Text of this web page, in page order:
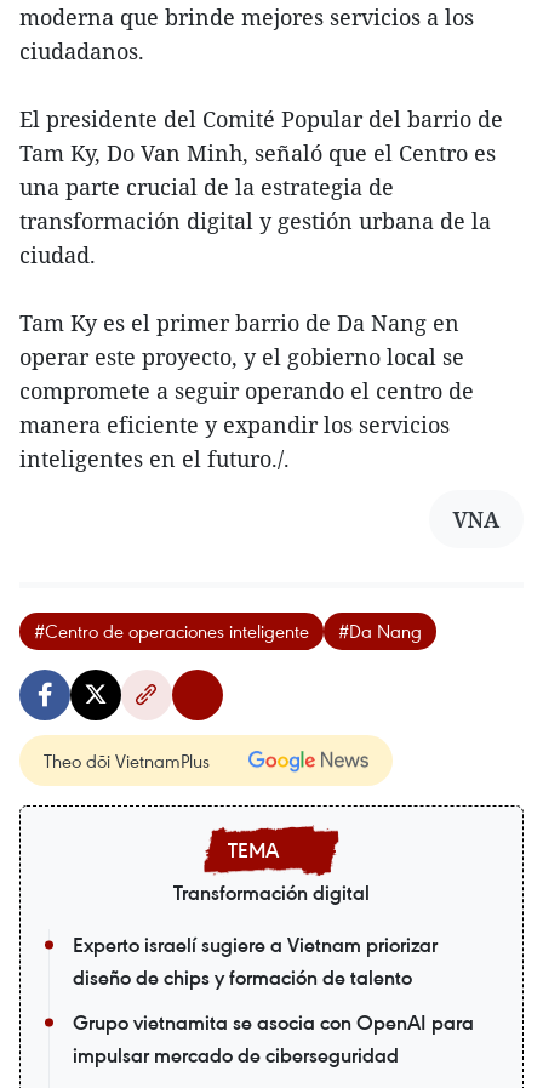
moderna que brinde mejores servicios a los
ciudadanos.
El presidente del Comité Popular del barrio de
Tam Ky, Do Van Minh, señaló que el Centro es
una parte crucial de la estrategia de
transformación digital y gestión urbana de la
ciudad.
Tam Ky es el primer barrio de Da Nang en
operar este proyecto, y el gobierno local se
compromete a seguir operando el centro de
manera eficiente y expandir los servicios
inteligentes en el futuro./.
VNA
#Centro de operaciones inteligente #Da Nang
Theo dõi VietnamPlus
Transformación digital
Experto israelí sugiere a Vietnam priorizar
diseño de chips y formación de talento
Grupo vietnamita se asocia con OpenAI para
impulsar mercado de ciberseguridad